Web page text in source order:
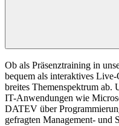
Ob als Präsenztraining in
bequem als interaktives
breites Themenspektrum ab.
IT-Anwendungen wie
DATEV über
gefragten Management- und